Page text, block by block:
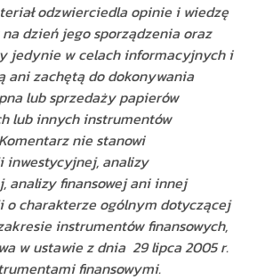
odzwierciedla opinie i wiedzę
dzień jego sporządzenia oraz
jedynie w celach informacyjnych i
ani zachętą do dokonywania
lub sprzedaży papierów
lub innych instrumentów
nie stanowi
inwestycyjnej, analizy
analizy finansowej ani innej
o charakterze ogólnym dotyczącej
instrumentów finansowych,
w ustawie z dnia 29 lipca 2005 r.
finansowymi.